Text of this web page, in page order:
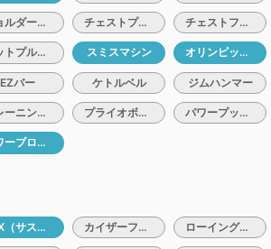
ショルダープレスマシン チェストプレスマシン チェストフライマシン
ラットプルマシン スミスマシン オリンピックバー（10、15、20）
EZバー ケトルベル ジムハンマー
トレーニングチェーン プライオボックス パワープッシュ＆トレイル
パワーブロック
TRX（サスペンショントレーナー） カイザーファンクショナルトレーナー ローイングエルゴメーター